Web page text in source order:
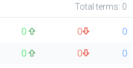
Total terms: 0
0 0
0
0 0
0